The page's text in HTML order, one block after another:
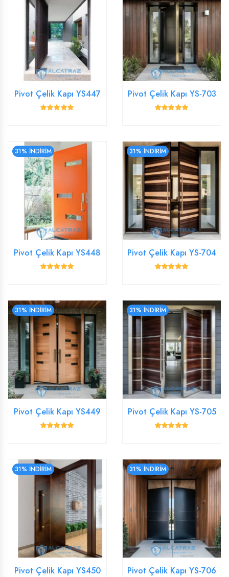
Pivot Çelik Kapı YS447 Pivot Çelik Kapı YS-703
31% İNDİRİM
Pivot Çelik Kapı YS448
31% İNDİRİM
Pivot Çelik Kapı YS-704
31% İNDİRİM
Pivot Çelik Kapı YS449
31% İNDİRİM
Pivot Çelik Kapı YS-705
31% İNDİRİM
Pivot Çelik Kapı YS450
31% İNDİRİM
Pivot Çelik Kapı YS-706